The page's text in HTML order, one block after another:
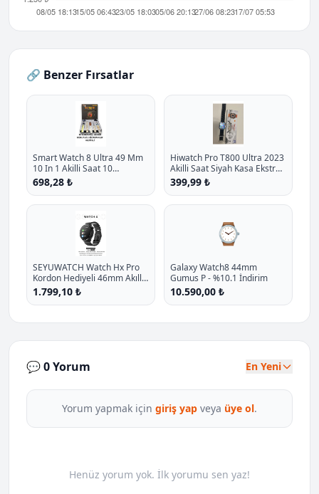
🔗 Benzer Fırsatlar
Smart Watch 8 Ultra 49 Mm
10 In 1 Akilli Saat 10
Kordonlu Takvim Spor
Whatsapp Menulu Koruma
698,28 ₺
Hiwatch Pro T800 Ultra 2023
Akilli Saat Siyah Kasa Ekstra
Kordon Hediyeli P - %27.1
İndirim
399,99 ₺
SEYUWATCH Watch Hx Pro
Kordon Hediyeli 46mm Akıllı
Saat Iphone Ve Android Tüm
Telefonlara Uyumlu
1.799,10 ₺
⌚
Galaxy Watch8 44mm
Gumus P - %10.1 İndirim
10.590,00 ₺
💬 0 Yorum En Yeni
Yorum yapmak için giriş yap veya üye ol.
Henüz yorum yok. İlk yorumu sen yaz!